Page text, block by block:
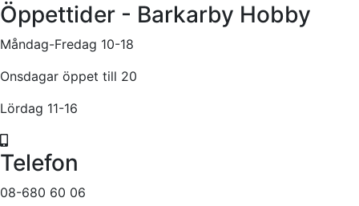
Öppettider - Barkarby Hobby
Måndag-Fredag 10-18
Onsdagar öppet till 20
Lördag 11-16
Telefon
08-680 60 06